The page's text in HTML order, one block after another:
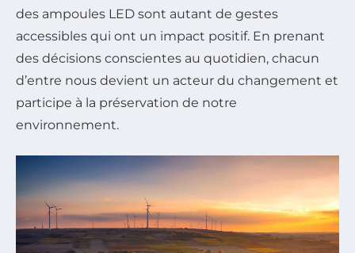
des ampoules LED sont autant de gestes
accessibles qui ont un impact positif. En prenant
des décisions conscientes au quotidien, chacun
d’entre nous devient un acteur du changement et
participe à la préservation de notre
environnement.